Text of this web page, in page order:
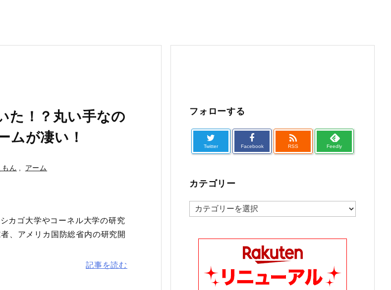
た！？丸い手なの
ムが凄い！
もん アーム
カゴ大学やコーネル大学の研究
、アメリカ国防総省内の研究開
記事を読む
フォローする
Twitter Facebook

RSS Feedly
カテゴリー
カ